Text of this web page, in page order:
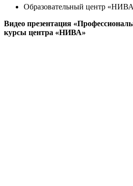
Образовательный центр
Видео презентация
курсы центра «НИВА»